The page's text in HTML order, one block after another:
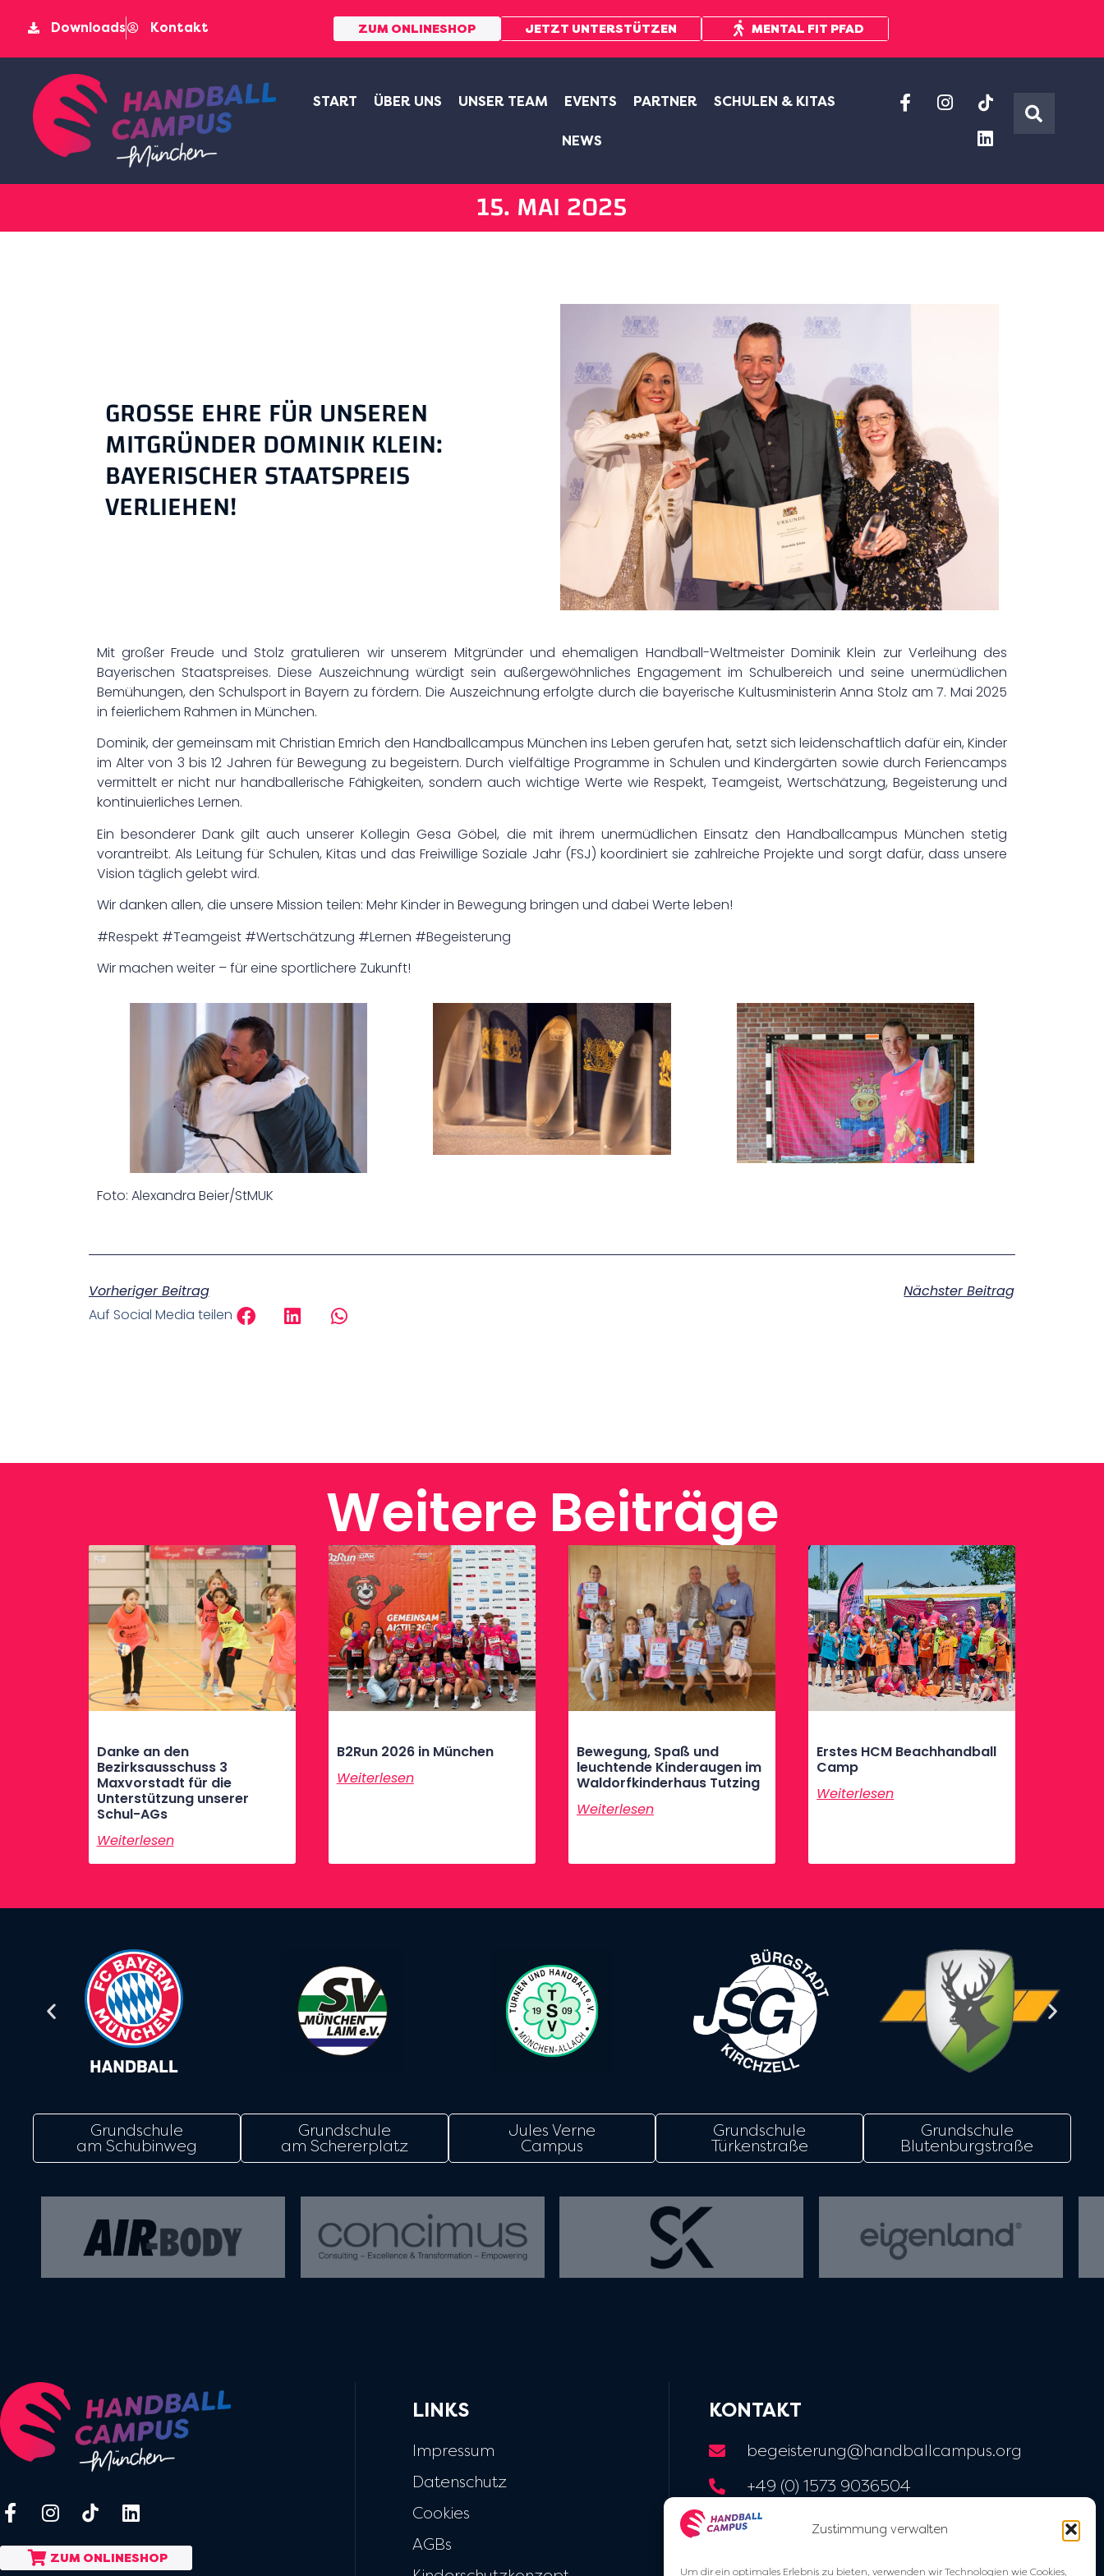
Zustimmung verwalten
Um dir ein optimales Erlebnis zu bieten, verwenden wir Technologien wie Cookies,
Downloads Kontakt ZUM ONLINESHOP JETZT UNTERSTÜTZEN MENTAL FIT PFAD
START ÜBER UNS UNSER TEAM EVENTS PARTNER SCHULEN & KITAS
NEWS
15. MAI 2025
GROSSE EHRE FÜR UNSEREN M
ITGRÜNDER DOMINIK KLEIN: B
AYERISCHER STAATSPREIS V
ERLIEHEN!
Mit großer Freude und Stolz gratulieren wir unserem Mitgründer und ehemaligen Handball-Weltmeister Dominik Klein zur Verleihung des
Bayerischen Staatspreises. Diese Auszeichnung würdigt sein außergewöhnliches Engagement im Schulbereich und seine unermüdlichen
Bemühungen, den Schulsport in Bayern zu fördern. Die Auszeichnung erfolgte durch die bayerische Kultusministerin Anna Stolz am 7. Mai 2025
in feierlichem Rahmen in München.
Dominik, der gemeinsam mit Christian Emrich den Handballcampus München ins Leben gerufen hat, setzt sich leidenschaftlich dafür ein, Kinder
im Alter von 3 bis 12 Jahren für Bewegung zu begeistern. Durch vielfältige Programme in Schulen und Kindergärten sowie durch Feriencamps
vermittelt er nicht nur handballerische Fähigkeiten, sondern auch wichtige Werte wie Respekt, Teamgeist, Wertschätzung, Begeisterung und
kontinuierliches Lernen.
Ein besonderer Dank gilt auch unserer Kollegin Gesa Göbel, die mit ihrem unermüdlichen Einsatz den Handballcampus München stetig
vorantreibt. Als Leitung für Schulen, Kitas und das Freiwillige Soziale Jahr (FSJ) koordiniert sie zahlreiche Projekte und sorgt dafür, dass unsere
Vision täglich gelebt wird.
Wir danken allen, die unsere Mission teilen: Mehr Kinder in Bewegung bringen und dabei Werte leben!
#Respekt #Teamgeist #Wertschätzung #Lernen #Begeisterung
Wir machen weiter – für eine sportlichere Zukunft!
Foto: Alexandra Beier/StMUK
Vorheriger Beitrag
Nächster Beitrag
Auf Social Media teilen
Weitere Beiträge
Danke an den
Bezirksausschuss 3
Maxvorstadt für die
Unterstützung unserer
Schul-AGs
Weiterlesen
B2Run 2026 in München
Weiterlesen
Bewegung, Spaß und
leuchtende Kinderaugen im
Waldorfkinderhaus Tutzing
Weiterlesen
Erstes HCM Beachhandball
Camp
Weiterlesen
Grundschule
am Schubinweg
Grundschule
am Schererplatz
Jules Verne
Campus
Grundschule
Türkenstraße
Grundschule
Blutenburgstraße
ZUM ONLINESHOP
LINKS
Impressum
Datenschutz
Cookies
AGBs
KONTAKT
begeisterung@handballcampus.org
+49 (0) 1573 9036504
Widenmayerstraße 28